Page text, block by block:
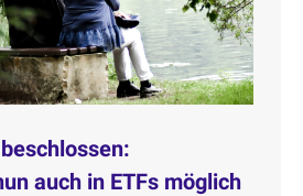
auch in ETFs möglich